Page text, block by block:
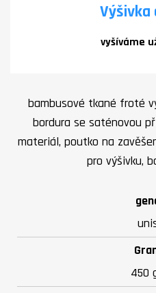
Výšivka
vyšíváme
bambusové tkané froté
bordura se saténovou
materiál, poutko na
pro výšivku,
450